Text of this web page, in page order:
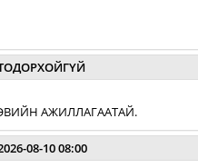
АЖИЛЛАГААТАЙ.
08-10 08:00